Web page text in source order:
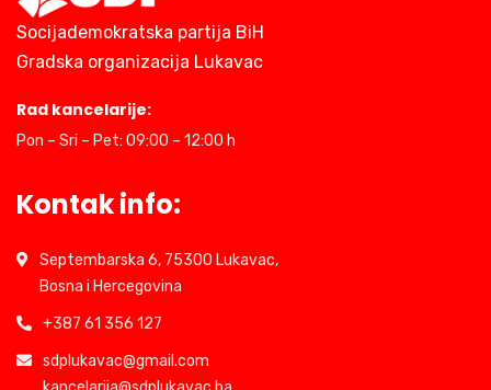
Socijademokratska partija BiH
Gradska organizacija Lukavac
Rad kancelarije:
Pon – Sri – Pet: 09:00 – 12:00 h
Kontak info:
Septembarska 6, 75300 Lukavac,
Bosna i Hercegovina
+387 61 356 127
sdplukavac@gmail.com